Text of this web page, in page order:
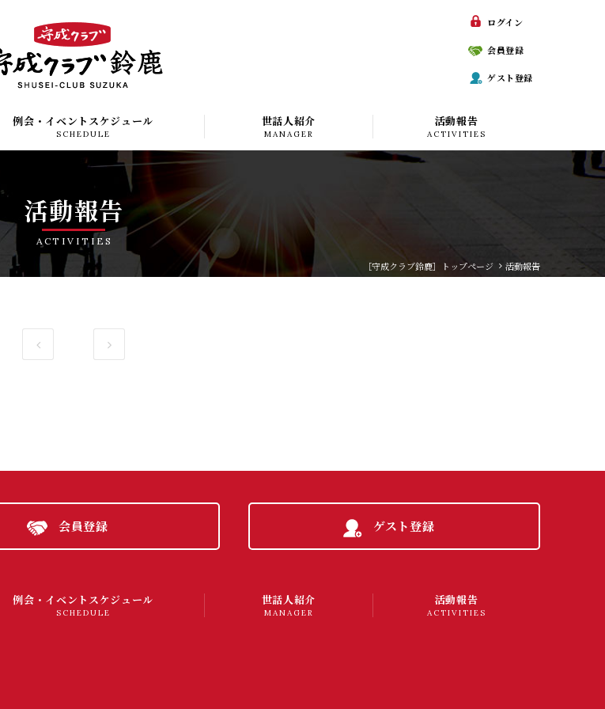
ログイン
会員登録
ゲスト登録
例会・イベントスケジュール
SCHEDULE
世話人紹介
MANAGER
活動報告
ACTIVITIES
活動報告
ACTIVITIES
［守成クラブ鈴鹿］トップページ 活動報告
会員登録 ゲスト登録
例会・イベントスケジュール
SCHEDULE
世話人紹介
MANAGER
活動報告
ACTIVITIES